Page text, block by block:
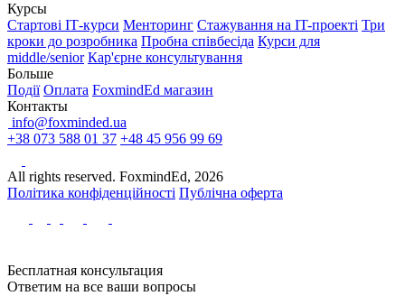
Курсы
Стартові IТ-курси Менторинг Стажування на IT-проекті Три
кроки до розробника Пробна співбесіда Курси для
middle/senior Кар'єрне консультування
Больше
Події Оплата FoxmindEd магазин
Контакты
info@foxminded.ua
+38 073 588 01 37 +48 45 956 99 69
All rights reserved. FoxmindEd, 2026
Політика конфіденційності Публічна оферта
Бесплатная консультация
Ответим на все ваши вопросы